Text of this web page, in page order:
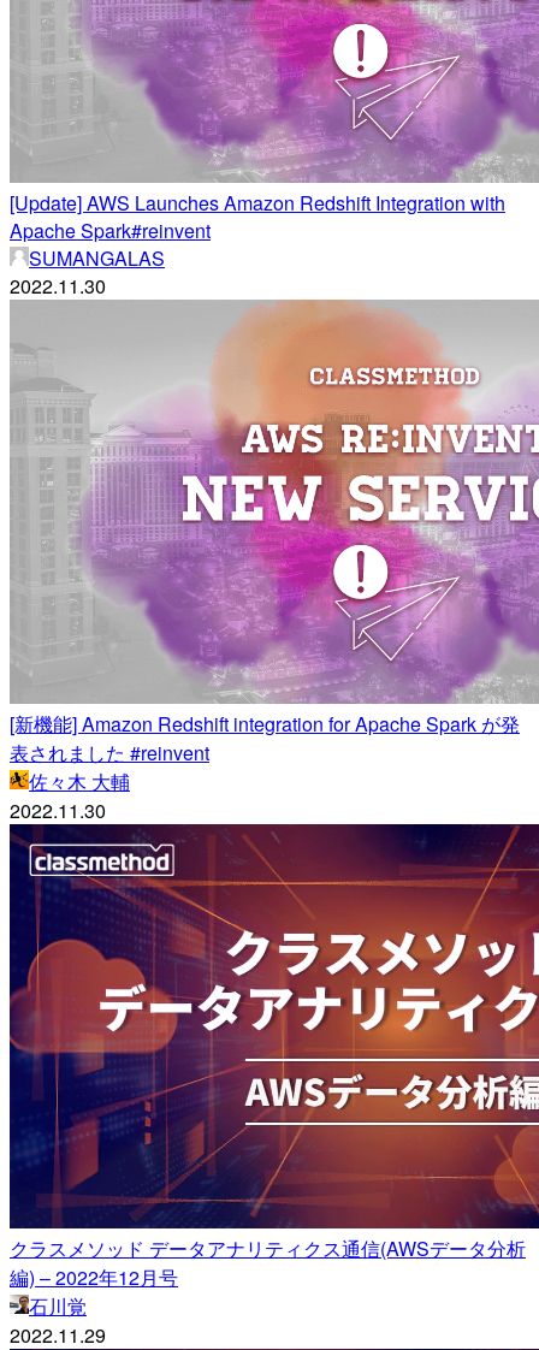
[Update] AWS Launches Amazon Redshift Integration with
Apache Spark#reinvent
SUMANGALAS
2022.11.30
[新機能] Amazon Redshift integration for Apache Spark が発
表されました #reinvent
佐々木 大輔
2022.11.30
クラスメソッド データアナリティクス通信(AWSデータ分析
編) – 2022年12月号
石川覚
2022.11.29